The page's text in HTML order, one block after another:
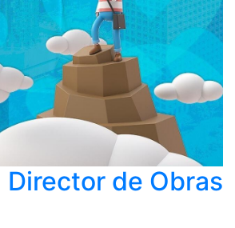
Director de Obras